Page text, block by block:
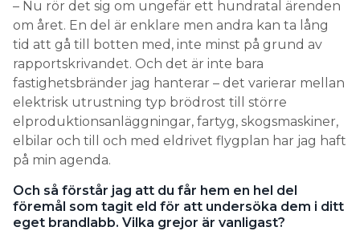
– Nu rör det sig om ungefär ett hundratal ärenden
om året. En del är enklare men andra kan ta lång
tid att gå till botten med, inte minst på grund av
rapportskrivandet. Och det är inte bara
fastighetsbränder jag hanterar – det varierar mellan
elektrisk utrustning typ brödrost till större
elproduktionsanläggningar, fartyg, skogsmaskiner,
elbilar och till och med eldrivet flygplan har jag haft
på min agenda.
Och så förstår jag att du får hem en hel del
föremål som tagit eld för att undersöka dem i ditt
eget brandlabb. Vilka grejor är vanligast?